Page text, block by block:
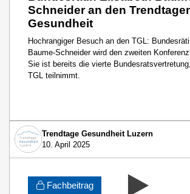
Schneider an den
Gesundheit
Hochrangiger Besuch an den TGL:
Baume-Schneider wird den zweiten
Sie ist bereits die vierte
TGL teilnimmt.
Trendtage Gesundheit Luzern
10. April 2025
Fachbeitrag